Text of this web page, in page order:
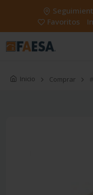
Favoritos
Inicio Comprar